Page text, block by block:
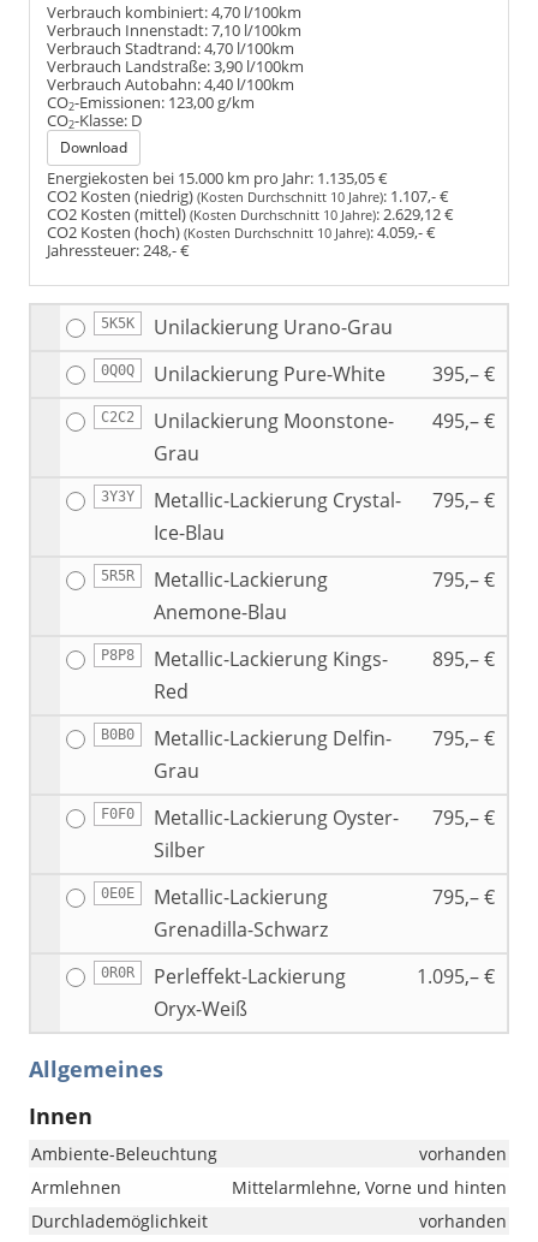
Verbrauch kombiniert:4,70 l/100km
Verbrauch Innenstadt:7,10 l/100km
Verbrauch Stadtrand:4,70 l/100km
Verbrauch Landstraße:3,90 l/100km
Verbrauch Autobahn:4,40 l/100km
CO2-Emissionen: 123,00 g/km
CO2-Klasse: D
Download
Energiekosten bei 15.000 km pro Jahr: 1.135,05 €
CO2 Kosten (niedrig) (Kosten Durchschnitt 10 Jahre): 1.107,- €
CO2 Kosten (mittel) (Kosten Durchschnitt 10 Jahre):2.629,12 €
CO2 Kosten (hoch) (Kosten Durchschnitt 10 Jahre):4.059,- €
Jahressteuer:248,- €
5K5K Unilackierung Urano-Grau
0Q0Q Unilackierung Pure-White 395,– €
C2C2
Unilackierung Moonstone-
Grau
495,– €
3Y3Y
Metallic-Lackierung Crystal-
Ice-Blau
795,– €
5R5R
Metallic-Lackierung
Anemone-Blau
795,– €
P8P8
Metallic-Lackierung Kings-
Red
895,– €
B0B0
Metallic-Lackierung Delfin-
Grau
795,– €
F0F0
Metallic-Lackierung Oyster-
Silber
795,– €
0E0E
Metallic-Lackierung
Grenadilla-Schwarz
795,– €
0R0R
Perleffekt-Lackierung
Oryx-Weiß
1.095,– €
Allgemeines
Innen
Ambiente-Beleuchtung
vorhanden
Armlehnen
Mittelarmlehne, Vorne und hinten
Durchlademöglichkeit
vorhanden